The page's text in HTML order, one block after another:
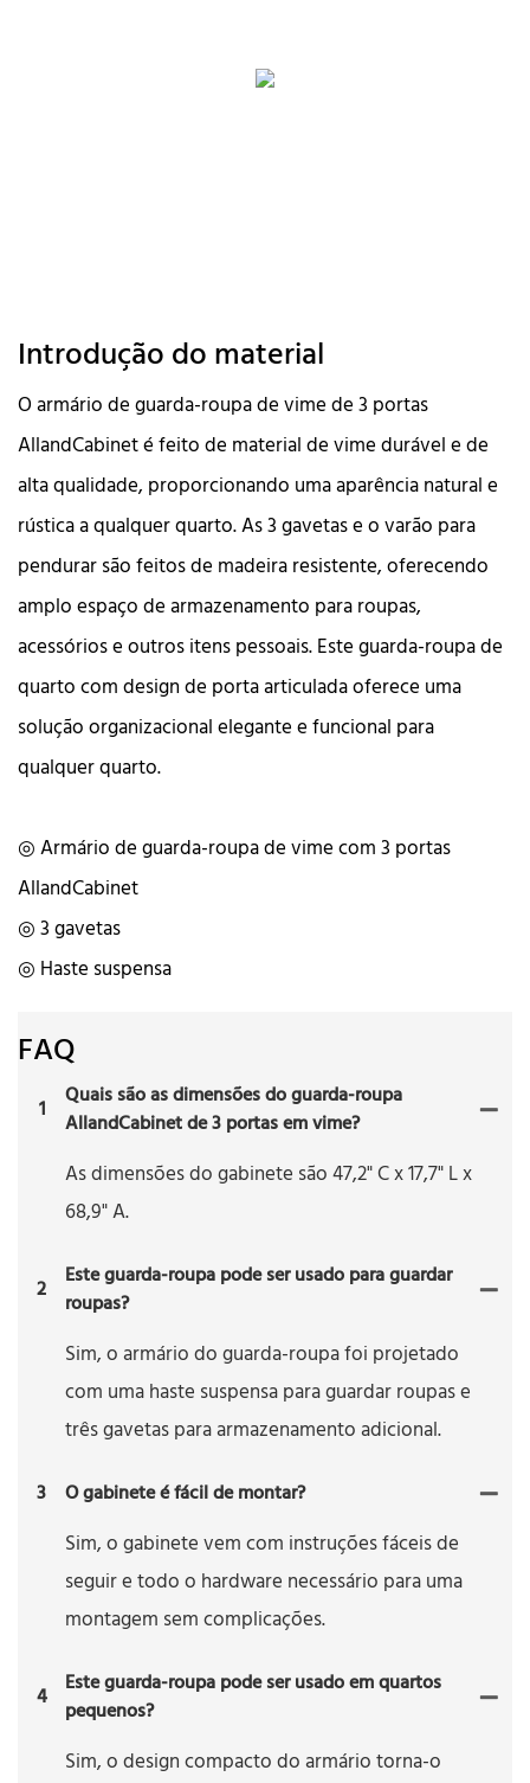
Introdução do material
O armário de guarda-roupa de vime de 3 portas
AllandCabinet é feito de material de vime durável e de
alta qualidade, proporcionando uma aparência natural e
rústica a qualquer quarto. As 3 gavetas e o varão para
pendurar são feitos de madeira resistente, oferecendo
amplo espaço de armazenamento para roupas,
acessórios e outros itens pessoais. Este guarda-roupa de
quarto com design de porta articulada oferece uma
solução organizacional elegante e funcional para
qualquer quarto.
◎ Armário de guarda-roupa de vime com 3 portas
AllandCabinet
◎ 3 gavetas
◎ Haste suspensa
FAQ
1
Quais são as dimensões do guarda-roupa
AllandCabinet de 3 portas em vime?
As dimensões do gabinete são 47,2" C x 17,7" L x
68,9" A.
2
Este guarda-roupa pode ser usado para guardar
roupas?
Sim, o armário do guarda-roupa foi projetado
com uma haste suspensa para guardar roupas e
três gavetas para armazenamento adicional.
3 O gabinete é fácil de montar?
Sim, o gabinete vem com instruções fáceis de
seguir e todo o hardware necessário para uma
montagem sem complicações.
4
Este guarda-roupa pode ser usado em quartos
pequenos?
Sim, o design compacto do armário torna-o